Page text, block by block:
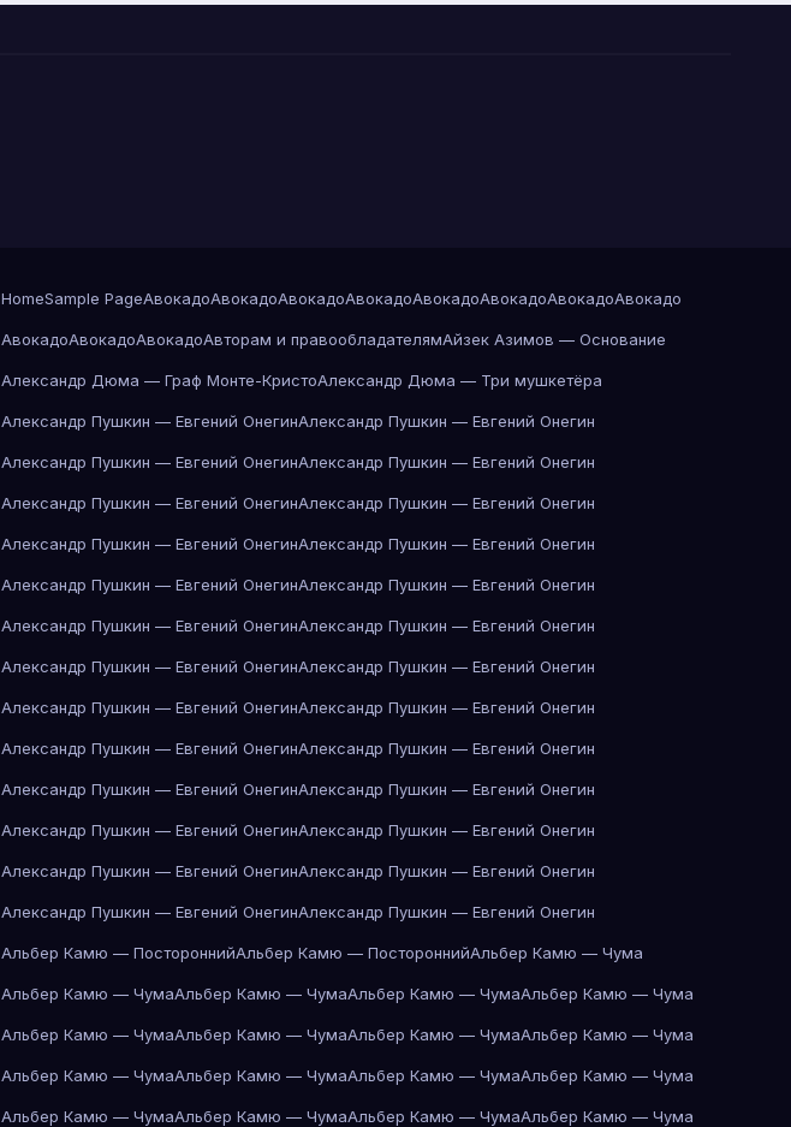
HomeSample PageАвокадоАвокадоАвокадоАвокадоАвокадоАвокадоАвокадоАвокадо
АвокадоАвокадоАвокадоАвторам и правообладателямАйзек Азимов — Основание
Александр Дюма — Граф Монте-КристоАлександр Дюма — Три мушкетёра
Александр Пушкин — Евгений ОнегинАлександр Пушкин — Евгений Онегин
Александр Пушкин — Евгений ОнегинАлександр Пушкин — Евгений Онегин
Александр Пушкин — Евгений ОнегинАлександр Пушкин — Евгений Онегин
Александр Пушкин — Евгений ОнегинАлександр Пушкин — Евгений Онегин
Александр Пушкин — Евгений ОнегинАлександр Пушкин — Евгений Онегин
Александр Пушкин — Евгений ОнегинАлександр Пушкин — Евгений Онегин
Александр Пушкин — Евгений ОнегинАлександр Пушкин — Евгений Онегин
Александр Пушкин — Евгений ОнегинАлександр Пушкин — Евгений Онегин
Александр Пушкин — Евгений ОнегинАлександр Пушкин — Евгений Онегин
Александр Пушкин — Евгений ОнегинАлександр Пушкин — Евгений Онегин
Александр Пушкин — Евгений ОнегинАлександр Пушкин — Евгений Онегин
Александр Пушкин — Евгений ОнегинАлександр Пушкин — Евгений Онегин
Александр Пушкин — Евгений ОнегинАлександр Пушкин — Евгений Онегин
Альбер Камю — ПостороннийАльбер Камю — ПостороннийАльбер Камю — Чума
Альбер Камю — ЧумаАльбер Камю — ЧумаАльбер Камю — ЧумаАльбер Камю — Чума
Альбер Камю — ЧумаАльбер Камю — ЧумаАльбер Камю — ЧумаАльбер Камю — Чума
Альбер Камю — ЧумаАльбер Камю — ЧумаАльбер Камю — ЧумаАльбер Камю — Чума
Альбер Камю — ЧумаАльбер Камю — ЧумаАльбер Камю — ЧумаАльбер Камю — Чума